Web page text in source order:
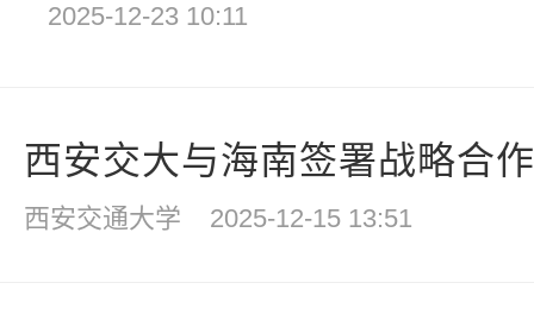
2025-12-23 10:11
西安交大与海南签署战略合
西安交通大学 2025-12-15 13:51